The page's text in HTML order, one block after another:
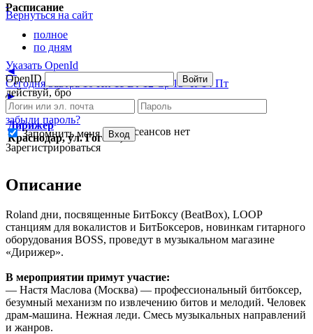
Вернуться на сайт
Указать OpenId
OpenID
Войти
действуй, бро
забыли пароль?
Запомнить меня
Вход
Зарегистрироваться
Расписание
полное
по дням
◄
СегодняЗавтра10 Пн11 Вт12 Ср13 Чт14 Пт
►
Дирижер
Краснодар, ул. Гоголя, 7
сеансов нет
Описание
Roland дни, посвященные БитБоксу (BeatBox), LOOP
станциям для вокалистов и БитБоксеров, новинкам гитарного
оборудования BOSS, проведут в музыкальном магазине
«Дирижер».
В мероприятии примут участие:
— Настя Маслова (Москва) — профессиональный битбоксер,
безумный механизм по извлечению битов и мелодий. Человек
драм-машина. Нежная леди. Смесь музыкальных направлений
и жанров.